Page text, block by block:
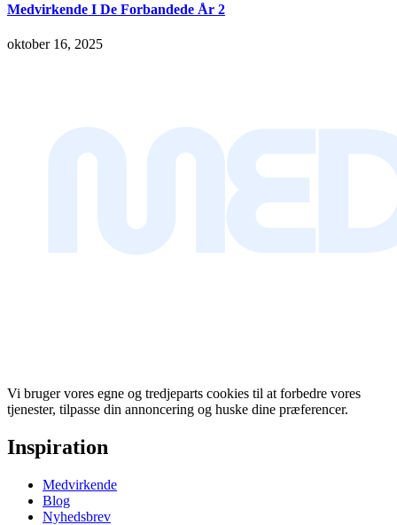
Medvirkende I De Forbandede År 2
oktober 16, 2025
Vi bruger vores egne og tredjeparts cookies til at forbedre vores
tjenester, tilpasse din annoncering og huske dine præferencer.
Inspiration
Medvirkende
Blog
Nyhedsbrev